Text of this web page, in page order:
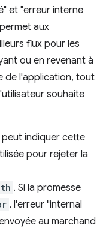
et "erreur interne
aux
flux pour les
ou en revenant à
de l'application, tout
souhaite
peut indiquer cette
pour rejeter la
. Si la promesse
, l'erreur "internal
au marchand